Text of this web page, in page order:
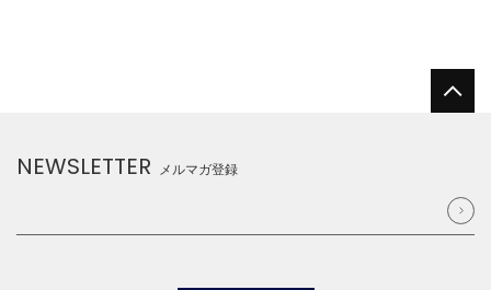
NEWSLETTER メルマガ登録